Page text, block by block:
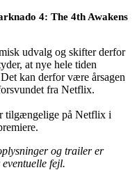
4: The 4th Awakens
udvalg og skifter derfor
at nye hele tiden
kan derfor være årsagen
fra Netflix.
tilgængelige på Netflix i
og trailer er
fejl.